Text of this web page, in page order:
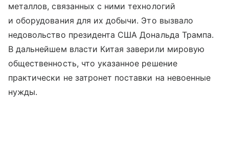
металлов, связанных с ними технологий
и оборудования для их добычи. Это вызвало
недовольство президента США Дональда Трампа.
В дальнейшем власти Китая заверили мировую
общественность, что указанное решение
практически не затронет поставки на невоенные
нужды.